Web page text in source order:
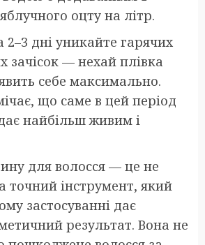
оцту на літр.
2–3 дні уникайте гарячих
зачісок — нехай плівка
себе максимально.
що саме в цей період
найбільш живим і
для волосся — це не
точний інструмент, який
застосуванні дає
результат. Вона не